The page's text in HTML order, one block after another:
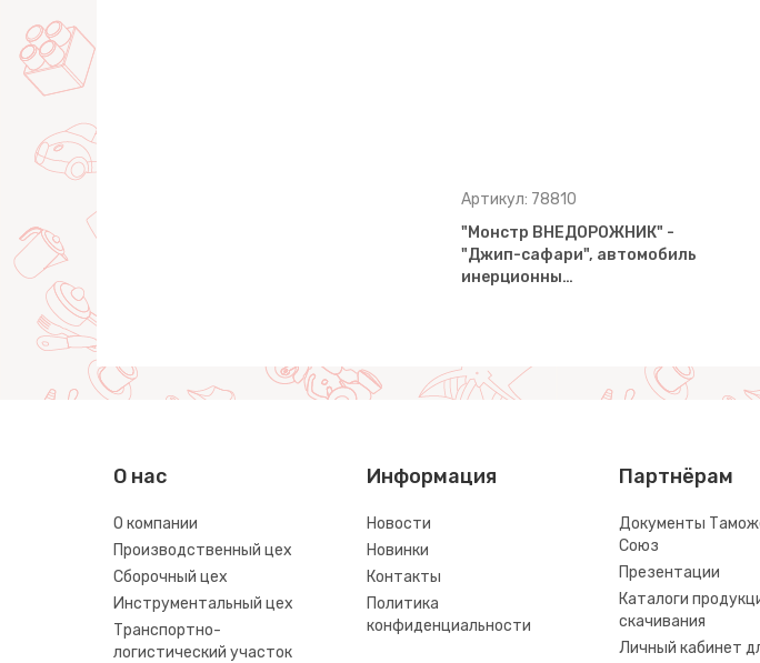
-
Артикул: 78810
"Монстр ВНЕДОРОЖНИК" -
"Джип-сафари", автомобиль
инерционны…
О нас
О компании
Производственный цех
Сборочный цех
Инструментальный цех
Транспортно-
логистический участок
Информация
Новости
Новинки
Контакты
Политика
конфиденциальности
Партнёрам
Документы
Союз
Презентации
Каталоги
скачивания
Личный кабинет